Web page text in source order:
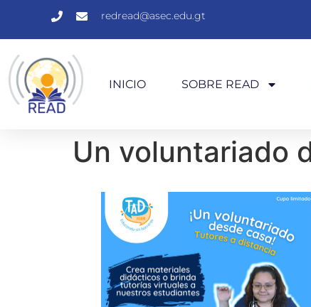
redread@asec.edu.gt
INICIO SOBRE READ
Un voluntariado